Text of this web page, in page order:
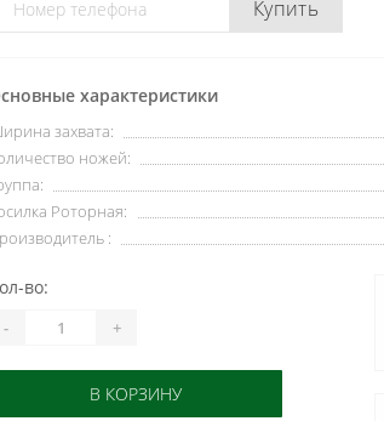
Купить
характеристики
захвата:
ножей:
Роторная:
:
во:
- +
В КОРЗИНУ